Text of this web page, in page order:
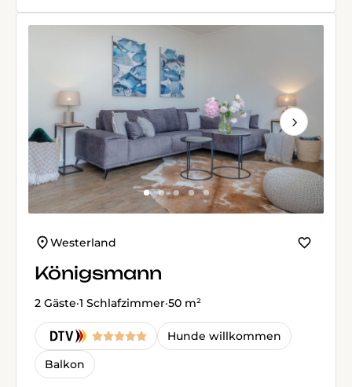
Next
Westerland
Königsmann
2 Gäste·1 Schlafzimmer·50 m²
Hunde willkommen
Balkon